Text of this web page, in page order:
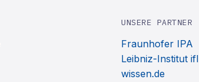
UNSERE PARTNER
Fraunhofer IPA
Leibniz-Institut ifl
wissen.de